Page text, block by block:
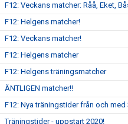
F12: Veckans matcher: Råå, Eket,
F12: Helgens matcher!
F12: Veckans matcher!
F12: Helgens matcher
F12: Helgens träningsmatcher
ÄNTLIGEN matcher!!
F12: Nya träningstider från och med
Träningstider - uppstart 2020!